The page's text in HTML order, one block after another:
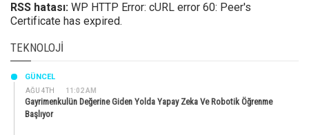
RSS hatası: WP HTTP Error: cURL error 60: Peer's
Certificate has expired.
TEKNOLOJI
AĞU 4TH 11:02 AM
GÜNCEL
Gayrimenkulün Değerine Giden Yolda Yapay Zeka Ve Robotik Öğrenme
Başlıyor